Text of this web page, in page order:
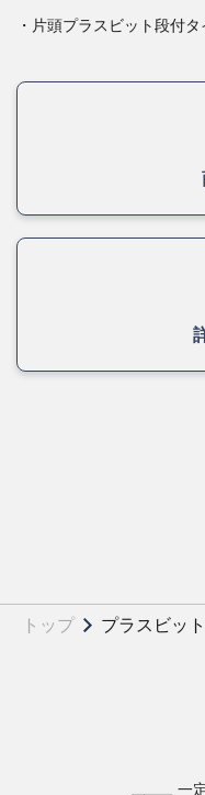
・片頭プラスビット段付タ
トップ プラスビッ
一